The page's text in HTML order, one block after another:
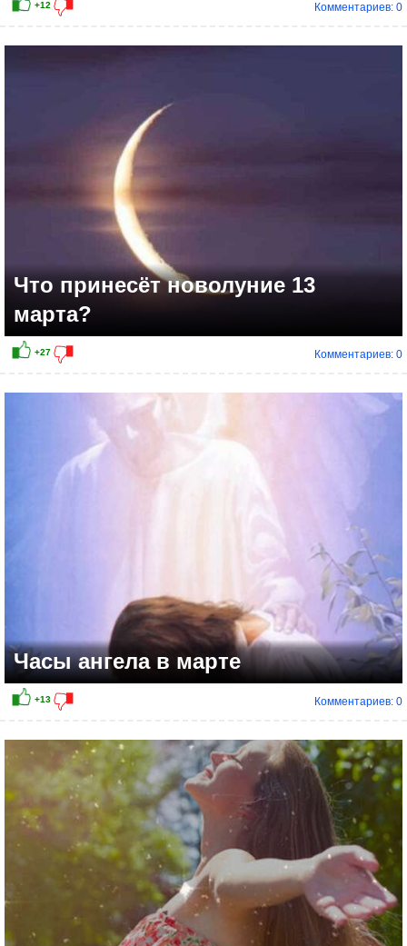
+15
Комментариев: 0
Что принесёт новолуние 13
марта?
Комментариев: 0
Часы ангела в марте
Комментариев: 0